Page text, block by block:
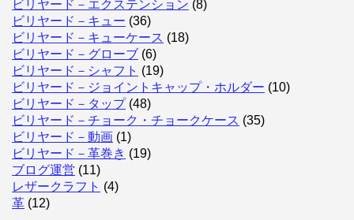
ビリヤード－エクステンション (8)
ビリヤード－キュー (36)
ビリヤード－キューケース (18)
ビリヤード－グローブ (6)
ビリヤード－シャフト (19)
ビリヤード－ジョイントキャップ・ホルダー (10)
ビリヤード－タップ(48)
ビリヤード－チョーク・チョークケース (35)
ビリヤード－動画 (1)
ビリヤード－革巻き (19)
ブログ運営 (11)
レザークラフト (4)
革 (12)